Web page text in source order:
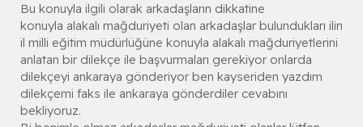
Bu konuyla ilgili olarak arkadaşların dikkatine
konuyla alakalı mağduriyeti olan arkadaşlar bulundukları ilin
il milli eğitim müdürlüğüne konuyla alakalı mağduriyetlerini
anlatan bir dilekçe ile başvurmaları gerekiyor onlarda
dilekçeyi ankaraya gönderiyor ben kayseriden yazdım
dilekçemi faks ile ankaraya gönderdiler cevabını
bekliyoruz.